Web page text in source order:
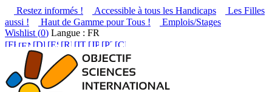
Restez informés ! Accessible à tous les Handicaps
Les Filles
aussi !
Haut de Gamme pour Tous !
Emplois/Stages
Wishlist (0) Langue : FR